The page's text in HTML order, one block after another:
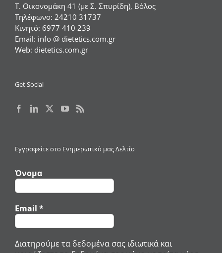
Τ. Οικονομάκη 41 (με Σ. Σπυρίδη), Βόλος
Τηλέφωνο: 24210 31737
Κινητό: 6977 410 239
Email: info @ dietetics.com.gr
Web: dietetics.com.gr
Get Social
Εγγραφείτε στο Ενημερωτικό μας Δελτίο
Όνομα
Email *
Διατηρούμε τα δεδομένα σας ιδιωτικά και